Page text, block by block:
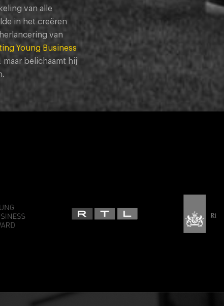
van alle
in het creëren
van
Young Business
belichaamt hij